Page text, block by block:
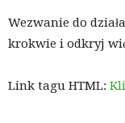
Wezwanie do
krokwie i odkryj
Link tagu HTML: